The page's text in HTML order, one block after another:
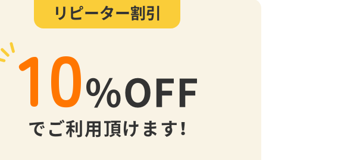
リピーター割引
10%OFF
でご利用頂けます！